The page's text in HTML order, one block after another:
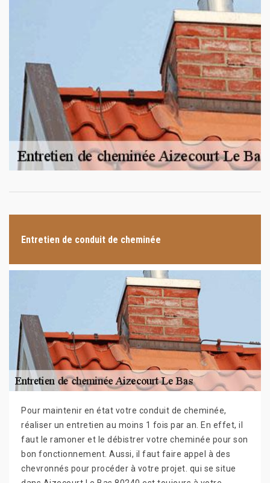
Entretien de conduit de cheminée
Pour maintenir en état votre conduit de cheminée,
réaliser un entretien au moins 1 fois par an. En effet, il
faut le ramoner et le débistrer votre cheminée pour son
bon fonctionnement. Aussi, il faut faire appel à des
chevronnés pour procéder à votre projet. qui se situe